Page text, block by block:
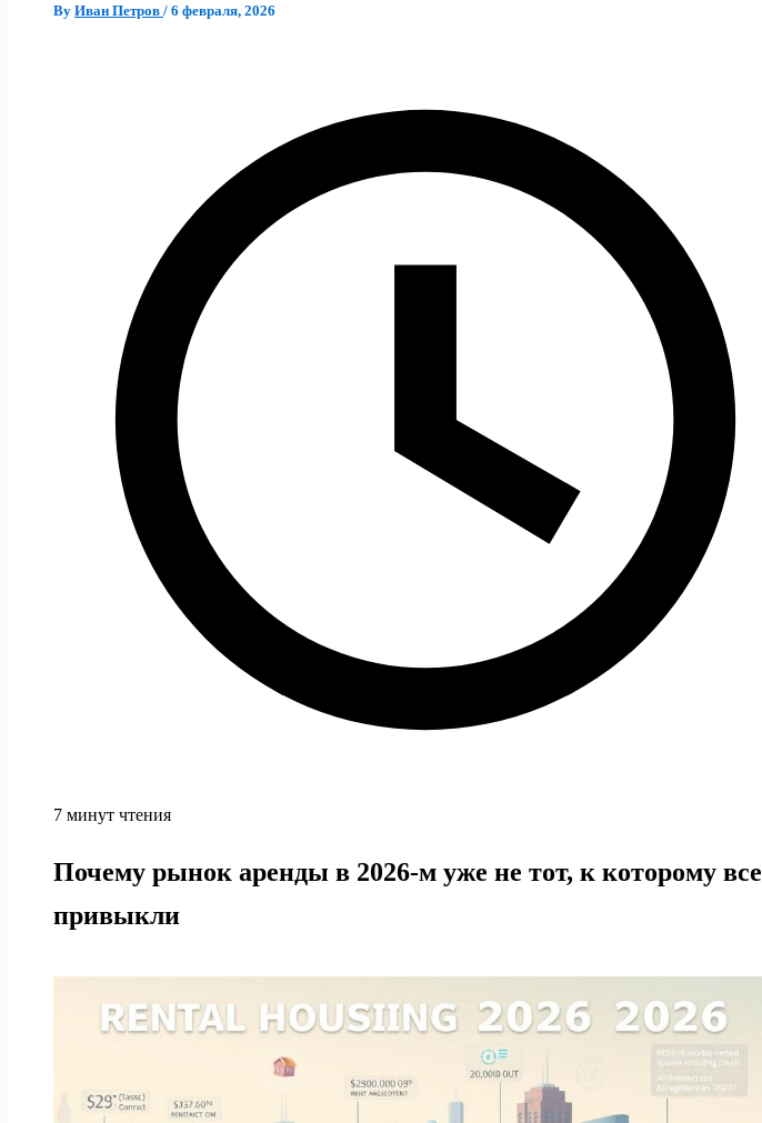
By Иван Петров / 6 февраля, 2026
7 минут чтения
Почему рынок аренды в 2026-м уже не тот, к которому все
привыкли